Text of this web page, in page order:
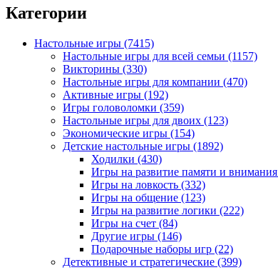
Категории
Настольные игры (7415)
Настольные игры для всей семьи (1157)
Викторины (330)
Настольные игры для компании (470)
Активные игры (192)
Игры головоломки (359)
Настольные игры для двоих (123)
Экономические игры (154)
Детские настольные игры (1892)
Ходилки (430)
Игры на развитие памяти и внимания
Игры на ловкость (332)
Игры на общение (123)
Игры на развитие логики (222)
Игры на счет (84)
Другие игры (146)
Подарочные наборы игр (22)
Детективные и стратегические (399)